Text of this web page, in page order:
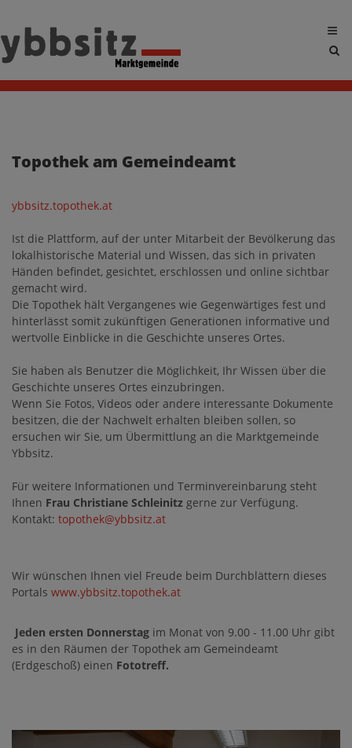
Topothek am Gemeindeamt
ybbsitz.topothek.at
Ist die Plattform, auf der unter Mitarbeit der Bevölkerung das
lokalhistorische Material und Wissen, das sich in privaten
Händen befindet, gesichtet, erschlossen und online sichtbar
gemacht wird.
Die Topothek hält Vergangenes wie Gegenwärtiges fest und
hinterlässt somit zukünftigen Generationen informative und
wertvolle Einblicke in die Geschichte unseres Ortes.
Sie haben als Benutzer die Möglichkeit, Ihr Wissen über die
Geschichte unseres Ortes einzubringen.
Wenn Sie Fotos, Videos oder andere interessante Dokumente
besitzen, die der Nachwelt erhalten bleiben sollen, so
ersuchen wir Sie, um Übermittlung an die Marktgemeinde
Ybbsitz.
Für weitere Informationen und Terminvereinbarung steht
Ihnen Frau Christiane Schleinitz gerne zur Verfügung.
Kontakt: topothek@ybbsitz.at
Wir wünschen Ihnen viel Freude beim Durchblättern dieses
Portals www.ybbsitz.topothek.at
Jeden ersten Donnerstag im Monat von 9.00 - 11.00 Uhr gibt
es in den Räumen der Topothek am Gemeindeamt
(Erdgeschoß) einen Fototreff.